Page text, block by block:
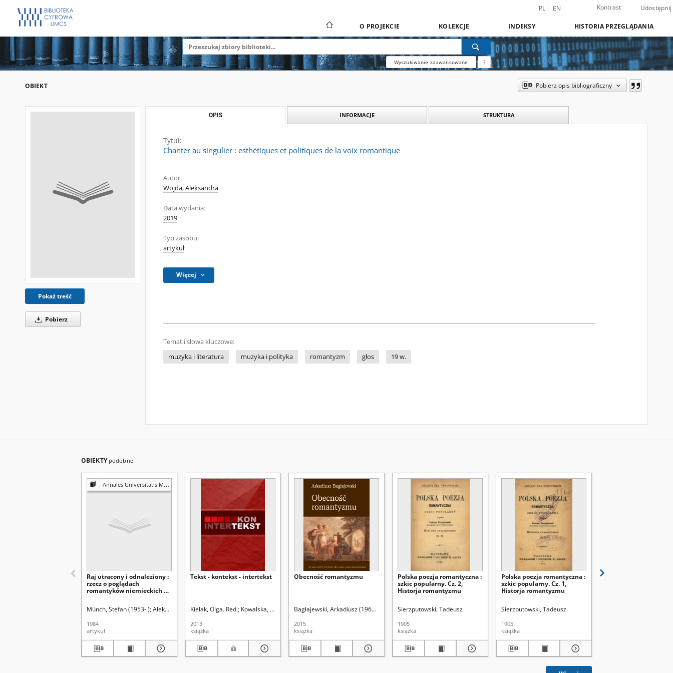
PL EN Kontrast Udostępnij
O PROJEKCIE KOLEKCJE INDEKSY HISTORIA PRZEGLĄDANIA
Wyszukiwanie zaawansowane ?
OBIEKT Pobierz opis bibliograficzny
Pokaż treść
Pobierz
OPIS INFORMACJE STRUKTURA
Tytuł:
Chanter au singulier : esthétiques et politiques de la voix romantique
Autor:
Wojda, Aleksandra
Data wydania:
2019
Typ zasobu:
artykuł
Więcej
Temat i słowa kluczowe:
muzyka i literatura
muzyka i polityka romantyzm głos 19 w.
OBIEKTY podobne
Annales Universitatis Mariae Curie-Skłodowska. Sectio FF, Philologiae
Raj utracony i odnaleziony :
rzecz o poglądach
romantyków niemieckich na
Münch, Stefan (1953- ) Aleksandrowicz-Ulrich, Alina (1931- ). Redaktor
1984
artykuł
Tekst - kontekst - intertekst
Kielak, Olga. Red. Kowalska, Anna. Red. Szadura, Joanna. Red.
2013
książka
Obecność romantyzmu
Bagłajewski, Arkadiusz (1962- ).
2015
książka
Polska poezja romantyczna :
szkic popularny. Cz. 2,
Historja romantyzmu
Sierzputowski, Tadeusz
1905
książka
Polska poezja romantyczna :
szkic popularny. Cz. 1,
Historja romantyzmu
Sierzputowski, Tadeusz
1905
książka